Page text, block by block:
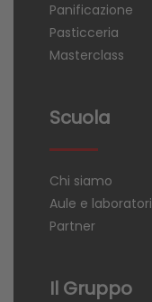
Panificazione
Pasticceria
Masterclass
Scuola
Chi siamo
Aule e laboratori
Partner
Il Gruppo